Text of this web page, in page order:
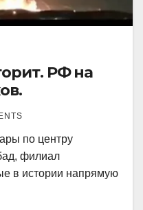
РФ на
по центру
филиал
в истории напрямую